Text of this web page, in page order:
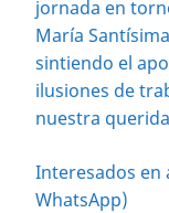
jornada en
María
sintiendo el
ilusiones de
nuestra
Interesados en
WhatsApp)